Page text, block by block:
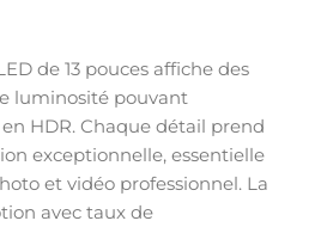
de 13 pouces affiche des
luminosité pouvant
HDR. Chaque détail prend
exceptionnelle, essentielle
et vidéo professionnel. La
avec taux de